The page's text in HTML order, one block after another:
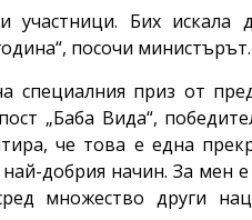
участници. Бих
посочи министърът.
специалния приз от
„Баба Вида“,
че това е една
добрия начин. За мен
множество други